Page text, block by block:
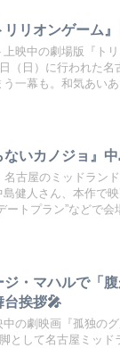
リリオンゲーム
映中の劇場版『ト
（日）に行われた
う一幕も。和気あい
ないカノジョ』
名古屋のミッドラン
島健人さん、本作で
ートプラン”などで会
ジ・マハルで「
台挨拶🎤
中の劇映画『孤独の
として名古屋ミッ